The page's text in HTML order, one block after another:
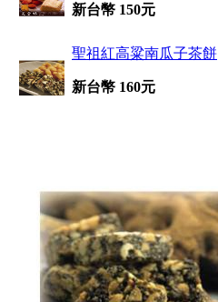
新台幣 150元
聖祖紅高粱南瓜子茶餅
新台幣 160元